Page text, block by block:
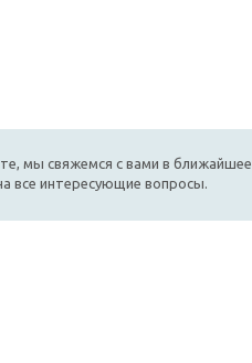
мы свяжемся с вами в
все интересующие вопросы.